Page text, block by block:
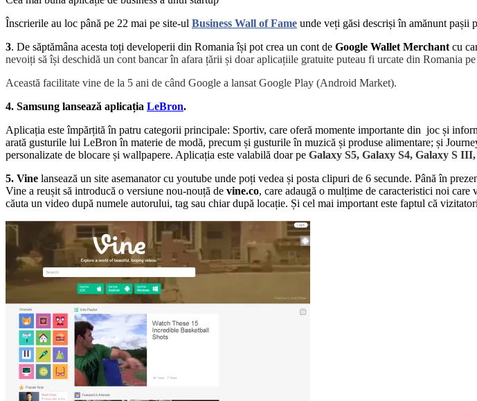
Înscrierile au loc până pe 22 mai pe site-ul Business Wall of Fame unde veți găsi descriși în amănunt pașii
3. De săptămâna acesta toți developerii din Romania își pot crea un cont de Google Wallet Merchant cu
nevoiți să își deschidă un cont bancar în afara țării și doar aplicațiile gratuite puteau fi urcate din Romania
Această facilitate vine de la 5 ani de când Google a lansat Google Play (Android Market).
4. Samsung lansează aplicația LeBron.
Aplicația este împărțită în patru categorii principale: Sportiv, care oferă momente importante din joc și
arată gusturile lui LeBron în materie de modă, precum și gusturile în muzică și produse alimentare; și
personalizate de blocare și wallpapere. Aplicația este valabilă doar pe Galaxy S5, Galaxy S4, Galaxy S
5. Vine lansează un site asemanator cu youtube unde poți vedea și posta clipuri de 6 secunde. Până în
Vine a reușit să introducă o versiune nou-nouță de vine.co, care adaugă o mulțime de caracteristici noi
căuta un video după numele autorului, tag sau chiar după locație. Și cel mai important este faptul că